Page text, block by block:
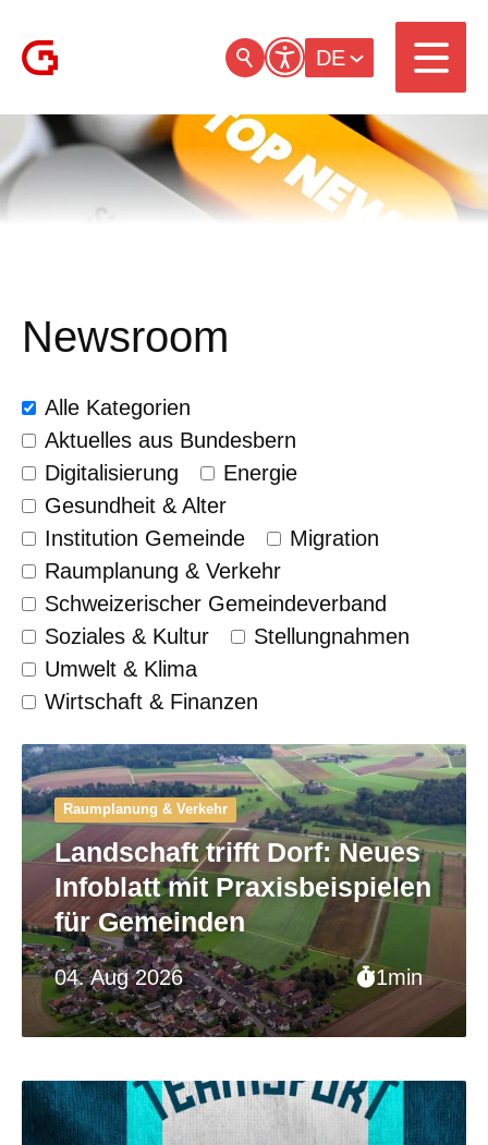
DE
Newsroom
Alle Kategorien
Aktuelles aus Bundesbern
Digitalisierung
Energie
Gesundheit & Alter
Institution Gemeinde
Migration
Raumplanung & Verkehr
Schweizerischer Gemeinde­verband
Soziales & Kultur
Stellungnahmen
Umwelt & Klima
Wirtschaft & Finanzen
04. Aug 2026 1min
Raumplanung & Verkehr
Landschaft trifft Dorf: Neues
Infoblatt mit Praxisbeispielen
für Gemeinden